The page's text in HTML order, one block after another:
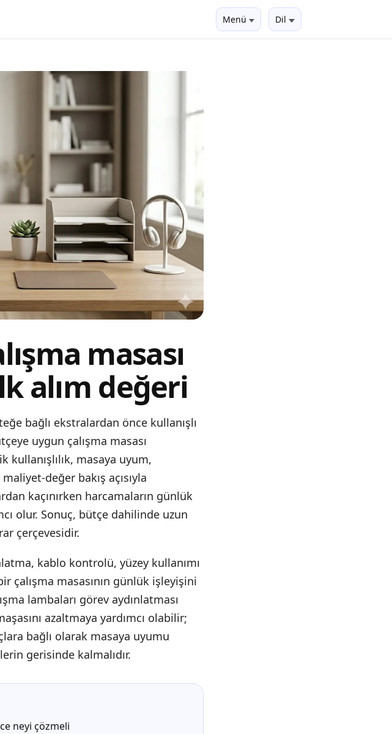
Menü Dil
masası
alım değeri
bağlı ekstralardan önce kullanışlı
uygun çalışma masası
kullanışlılık, masaya uyum,
değer bakış açısıyla
kaçınırken harcamaların günlük
olur. Sonuç, bütçe dahilinde uzun
çerçevesidir.
kablo kontrolü, yüzey kullanımı
çalışma masasının günlük işleyişini
lambaları görev aydınlatması
azaltmaya yardımcı olabilir;
bağlı olarak masaya uyumu
gerisinde kalmalıdır.
neyi çözmeli